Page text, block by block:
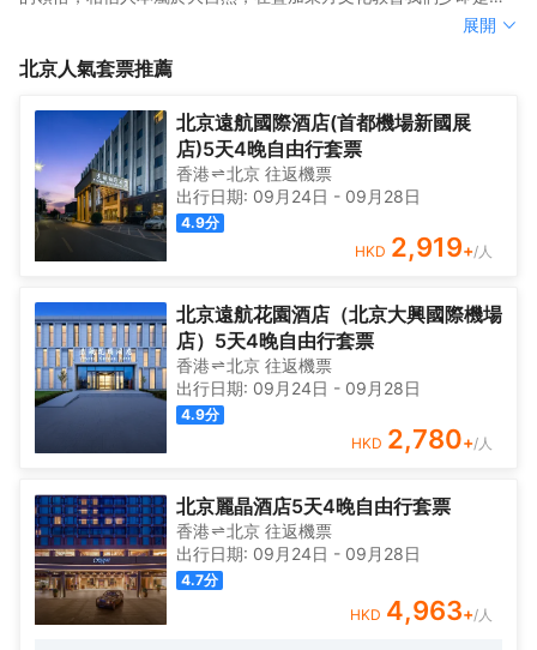
的設計原則，最終通過酒店載體來去委婉表達，讓每位身處其中能
酒店位置朝陽區東三環核心區域，毗鄰國貿，交通極為便利，距離
客房讓您一夜無眠，能量回流；超酷的品牌咖啡館更是讓您慵懶愜
意；營養健康自助餐早餐更是讓您可以一天能量滿滿；洗衣房及健
身房更是讓您生活無憂；超大停車場讓您愛車無憂。
酒店是一家設計師類型酒店，設計中運用“現代骨、自然衣、東方
的領悟，相信人本屬於大自然，在疊加東方文化教會我們少即是多
得到真正的快樂和舒適。迴歸健康、真實、自然的生活狀態。<br>
酒店位置朝陽區東三環核心區域，毗鄰國貿，交通極為便利，距離
勁鬆地鐵站僅步行10分鐘。含情脈脈的花園讓您放鬆悉心；精緻的
客房讓您一夜無眠，能量回流；超酷的品牌咖啡館更是讓您慵懶愜
意；營養健康自助餐早餐更是讓您可以一天能量滿滿；洗衣房及健
身房更是讓您生活無憂；超大停車場讓您愛車無憂。
展開
北京人氣套票推薦
北京遠航國際酒店(首都機場新國展
店)5天4晚自由行套票
香港 北京 往返機票
出行日期: 09月24日 - 09月28日
4.9分
HKD 2,919+/人
北京遠航花園酒店（北京大興國際機場
店）5天4晚自由行套票
香港 北京 往返機票
出行日期: 09月24日 - 09月28日
4.9分
HKD 2,780+/人
北京麗晶酒店5天4晚自由行套票
香港 北京 往返機票
出行日期: 09月24日 - 09月28日
4.7分
HKD 4,963+/人